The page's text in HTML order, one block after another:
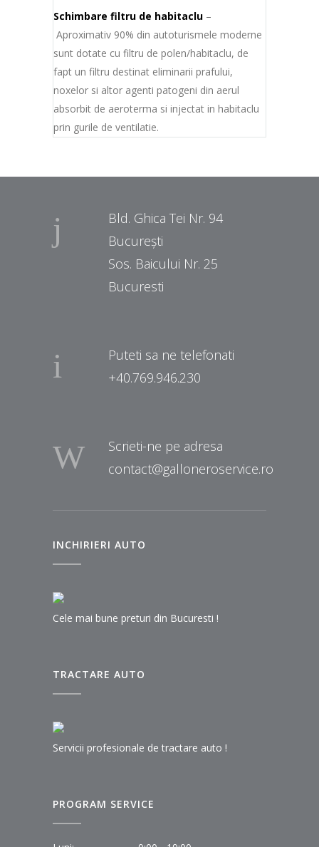
Schimbare filtru de habitaclu –
Aproximativ 90% din autoturismele moderne
sunt dotate cu filtru de polen/habitaclu, de
fapt un filtru destinat eliminarii prafului,
noxelor si altor agenti patogeni din aerul
absorbit de aeroterma si injectat in habitaclu
prin gurile de ventilatie.
Bld. Ghica Tei Nr. 94
București
Sos. Baicului Nr. 25
Bucuresti
Puteti sa ne telefonati
+40.769.946.230
Scrieti-ne pe adresa
contact@galloneroservice.ro
INCHIRIERI AUTO
Cele mai bune preturi din Bucuresti !
TRACTARE AUTO
Servicii profesionale de tractare auto !
PROGRAM SERVICE